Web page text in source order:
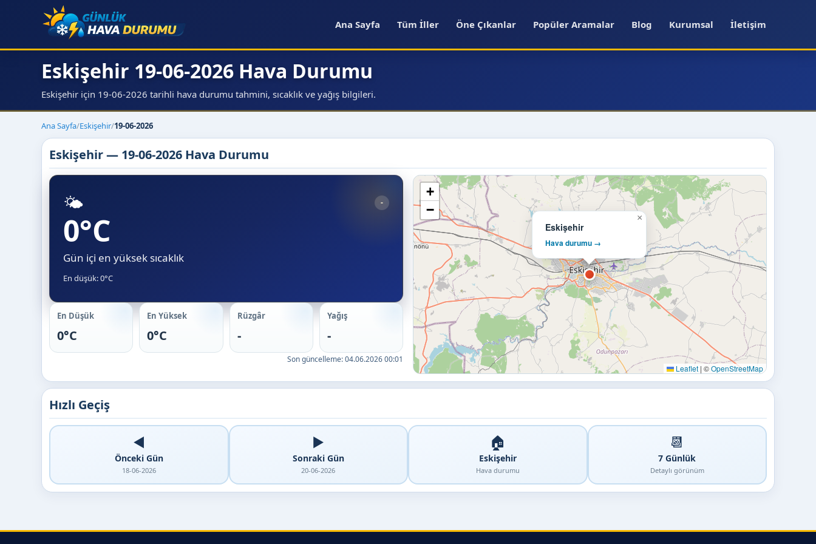
Ana Sayfa Tüm İller Öne Çıkanlar Popüler Aramalar Blog Kurumsal İletişim
Eskişehir 19-06-2026 Hava Durumu
Eskişehir için 19-06-2026 tarihli hava durumu tahmini, sıcaklık ve yağış bilgileri.
Ana Sayfa/Eskişehir/19-06-2026
Eskişehir — 19-06-2026 Hava Durumu
🌤️ -
0°C
Gün içi en yüksek sıcaklık
En düşük: 0°C
En Düşük
0°C
En Yüksek
0°C
Rüzgâr
-
Yağış
-
Son güncelleme:04.06.2026 00:01
Eskişehir
Hava durumu →
×
+
−
Leaflet | ©OpenStreetMap
Hızlı Geçiş
◀️
Önceki Gün
18-06-2026
▶️
Sonraki Gün
20-06-2026
🏠
Eskişehir
Hava durumu
📆
7 Günlük
Detaylı görünüm